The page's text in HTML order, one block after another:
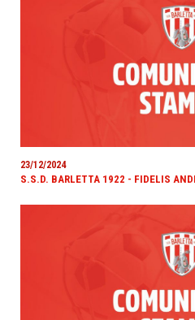
23/12/2024
S.S.D. BARLETTA 1922 - FIDELIS